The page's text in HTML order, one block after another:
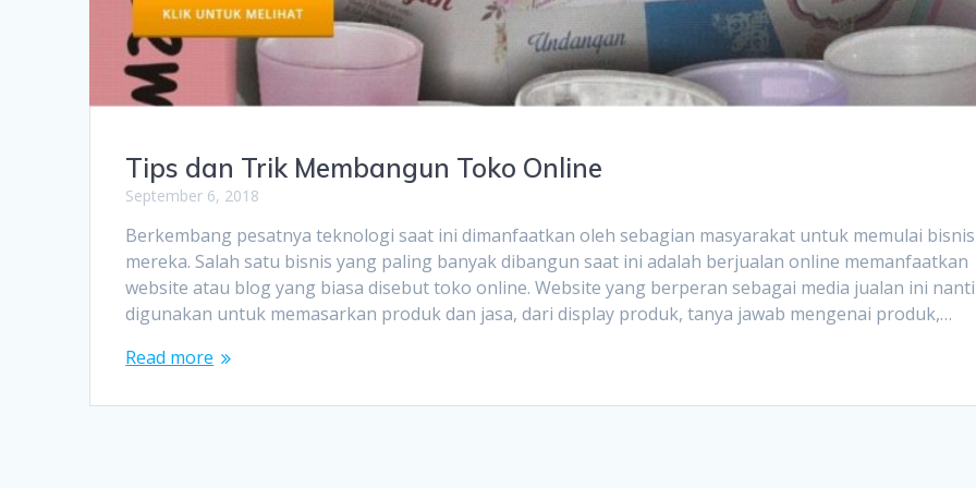
Tips dan Trik Membangun Toko Online
September 6, 2018
Berkembang pesatnya teknologi saat ini dimanfaatkan oleh sebagian masyarakat untuk memulai bisnis
mereka. Salah satu bisnis yang paling banyak dibangun saat ini adalah berjualan online memanfaatkan
website atau blog yang biasa disebut toko online. Website yang berperan sebagai media jualan ini
digunakan untuk memasarkan produk dan jasa, dari display produk, tanya jawab mengenai produk,…
Read more